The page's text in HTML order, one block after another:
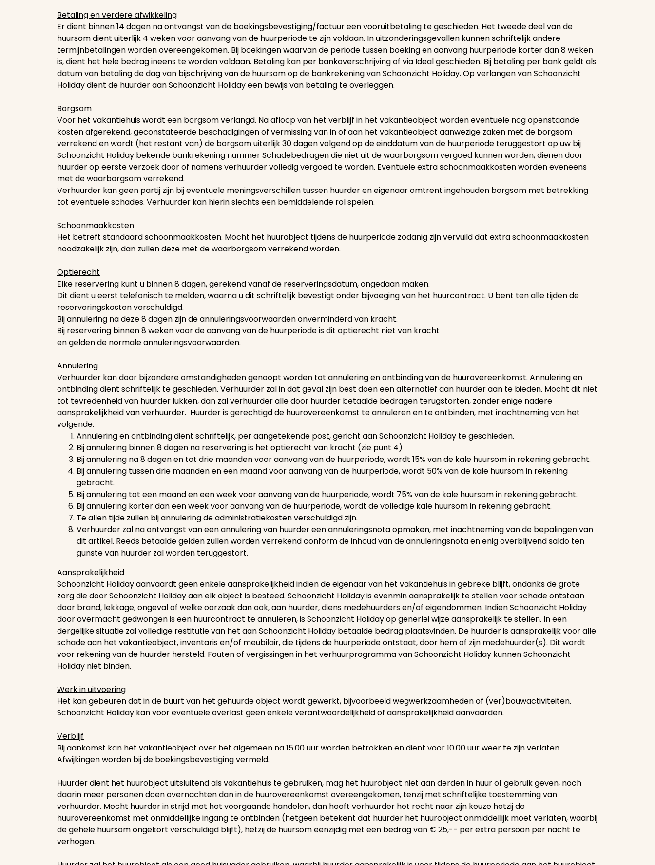
Betaling en verdere afwikkeling
Er dient binnen 14 dagen na ontvangst van de boekingsbevestiging/factuur een vooruitbetaling te geschieden. Het tweede deel van de
huursom dient uiterlijk 4 weken voor aanvang van de huurperiode te zijn voldaan. In uitzonderingsgevallen kunnen schriftelijk andere
termijnbetalingen worden overeengekomen. Bij boekingen waarvan de periode tussen boeking en aanvang huurperiode korter dan 8 weken
is, dient het hele bedrag ineens te worden voldaan. Betaling kan per bankoverschrijving of via Ideal geschieden. Bij betaling per bank geldt als
datum van betaling de dag van bijschrijving van de huursom op de bankrekening van Schoonzicht Holiday. Op verlangen van Schoonzicht
Holiday dient de huurder aan Schoonzicht Holiday een bewijs van betaling te overleggen.
Borgsom
Voor het vakantiehuis wordt een borgsom verlangd. Na afloop van het verblijf in het vakantieobject worden eventuele nog openstaande
kosten afgerekend, geconstateerde beschadigingen of vermissing van in of aan het vakantieobject aanwezige zaken met de borgsom
verrekend en wordt (het restant van) de borgsom uiterlijk 30 dagen volgend op de einddatum van de huurperiode teruggestort op uw bij
Schoonzicht Holiday bekende bankrekening nummer Schadebedragen die niet uit de waarborgsom vergoed kunnen worden, dienen door
huurder op eerste verzoek door of namens verhuurder volledig vergoed te worden. Eventuele extra schoonmaakkosten worden eveneens
met de waarborgsom verrekend.
Verhuurder kan geen partij zijn bij eventuele meningsverschillen tussen huurder en eigenaar omtrent ingehouden borgsom met betrekking
tot eventuele schades. Verhuurder kan hierin slechts een bemiddelende rol spelen.
Schoonmaakkosten
Het betreft standaard schoonmaakkosten. Mocht het huurobject tijdens de huurperiode zodanig zijn vervuild dat extra schoonmaakkosten
noodzakelijk zijn, dan zullen deze met de waarborgsom verrekend worden.
Optierecht
Elke reservering kunt u binnen 8 dagen, gerekend vanaf de reserveringsdatum, ongedaan maken.
Dit dient u eerst telefonisch te melden, waarna u dit schriftelijk bevestigt onder bijvoeging van het huurcontract. U bent ten alle tijden de
reserveringskosten verschuldigd.
Bij annulering na deze 8 dagen zijn de annuleringsvoorwaarden onverminderd van kracht.
Bij reservering binnen 8 weken voor de aanvang van de huurperiode is dit optierecht niet van kracht
en gelden de normale annuleringsvoorwaarden.
Annulering
Verhuurder kan door bijzondere omstandigheden genoopt worden tot annulering en ontbinding van de huurovereenkomst. Annulering en
ontbinding dient schriftelijk te geschieden. Verhuurder zal in dat geval zijn best doen een alternatief aan huurder aan te bieden. Mocht dit niet
tot tevredenheid van huurder lukken, dan zal verhuurder alle door huurder betaalde bedragen terugstorten, zonder enige nadere
aansprakelijkheid van verhuurder. Huurder is gerechtigd de huurovereenkomst te annuleren en te ontbinden, met inachtneming van het
volgende.
Annulering en ontbinding dient schriftelijk, per aangetekende post, gericht aan Schoonzicht Holiday te geschieden.
Bij annulering binnen 8 dagen na reservering is het optierecht van kracht (zie punt 4)
Bij annulering na 8 dagen en tot drie maanden voor aanvang van de huurperiode, wordt 15% van de kale huursom in rekening gebracht.
Bij annulering tussen drie maanden en een maand voor aanvang van de huurperiode, wordt 50% van de kale huursom in rekening
gebracht.
Bij annulering tot een maand en een week voor aanvang van de huurperiode, wordt 75% van de kale huursom in rekening gebracht.
Bij annulering korter dan een week voor aanvang van de huurperiode, wordt de volledige kale huursom in rekening gebracht.
Te allen tijde zullen bij annulering de administratiekosten verschuldigd zijn.
Verhuurder zal na ontvangst van een annulering van huurder een annuleringsnota opmaken, met inachtneming van de bepalingen van
dit artikel. Reeds betaalde gelden zullen worden verrekend conform de inhoud van de annuleringsnota en enig overblijvend saldo ten
gunste van huurder zal worden teruggestort.
Aansprakelijkheid
Schoonzicht Holiday aanvaardt geen enkele aansprakelijkheid indien de eigenaar van het vakantiehuis in gebreke blijft, ondanks de grote
zorg die door Schoonzicht Holiday aan elk object is besteed. Schoonzicht Holiday is evenmin aansprakelijk te stellen voor schade ontstaan
door brand, lekkage, ongeval of welke oorzaak dan ook, aan huurder, diens medehuurders en/of eigendommen. Indien Schoonzicht Holiday
door overmacht gedwongen is een huurcontract te annuleren, is Schoonzicht Holiday op generlei wijze aansprakelijk te stellen. In een
dergelijke situatie zal volledige restitutie van het aan Schoonzicht Holiday betaalde bedrag plaatsvinden. De huurder is aansprakelijk voor alle
schade aan het vakantieobject, inventaris en/of meubilair, die tijdens de huurperiode ontstaat, door hem of zijn medehuurder(s). Dit wordt
voor rekening van de huurder hersteld. Fouten of vergissingen in het verhuurprogramma van Schoonzicht Holiday kunnen Schoonzicht
Holiday niet binden.
Werk in uitvoering
Het kan gebeuren dat in de buurt van het gehuurde object wordt gewerkt, bijvoorbeeld wegwerkzaamheden of (ver)bouwactiviteiten.
Schoonzicht Holiday kan voor eventuele overlast geen enkele verantwoordelijkheid of aansprakelijkheid aanvaarden.
Verblijf
Bij aankomst kan het vakantieobject over het algemeen na 15.00 uur worden betrokken en dient voor 10.00 uur weer te zijn verlaten.
Afwijkingen worden bij de boekingsbevestiging vermeld.
Huurder dient het huurobject uitsluitend als vakantiehuis te gebruiken, mag het huurobject niet aan derden in huur of gebruik geven, noch
daarin meer personen doen overnachten dan in de huurovereenkomst overeengekomen, tenzij met schriftelijke toestemming van
verhuurder. Mocht huurder in strijd met het voorgaande handelen, dan heeft verhuurder het recht naar zijn keuze hetzij de
huurovereenkomst met onmiddellijke ingang te ontbinden (hetgeen betekent dat huurder het huurobject onmiddellijk moet verlaten, waarbij
de gehele huursom ongekort verschuldigd blijft), hetzij de huursom eenzijdig met een bedrag van € 25,-- per extra persoon per nacht te
verhogen.